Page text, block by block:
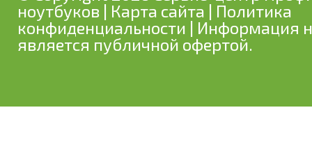
ноутбуков | Карта сайта | Политика
конфиденциальности | Информация
является публичной офертой.